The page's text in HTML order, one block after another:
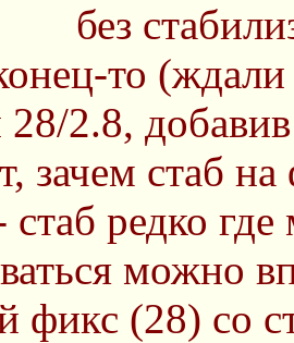
без
то
2.8,
зачем стаб
редко
можно
фикс (28) со